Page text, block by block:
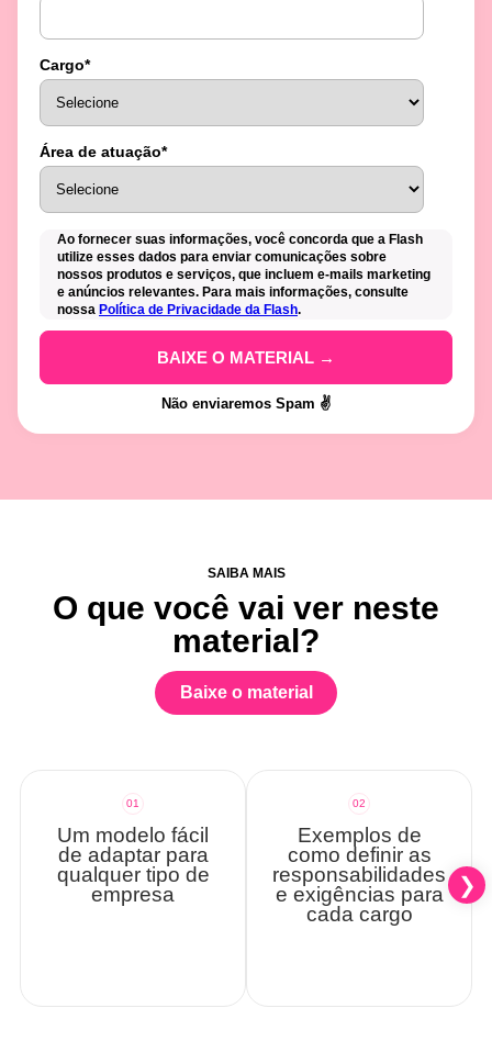
Cargo*
Área de atuação*
Ao fornecer suas informações, você concorda que a Flash
utilize esses dados para enviar comunicações sobre
nossos produtos e serviços, que incluem e-mails marketing
e anúncios relevantes. Para mais informações, consulte
nossa Política de Privacidade da Flash.
Não enviaremos Spam ✌️
SAIBA MAIS
O que você vai ver neste
material?
Baixe o material
01
Um modelo fácil
de adaptar para
qualquer tipo de
empresa
02
Exemplos de
como definir as
responsabilidades
e exigências para
cada cargo